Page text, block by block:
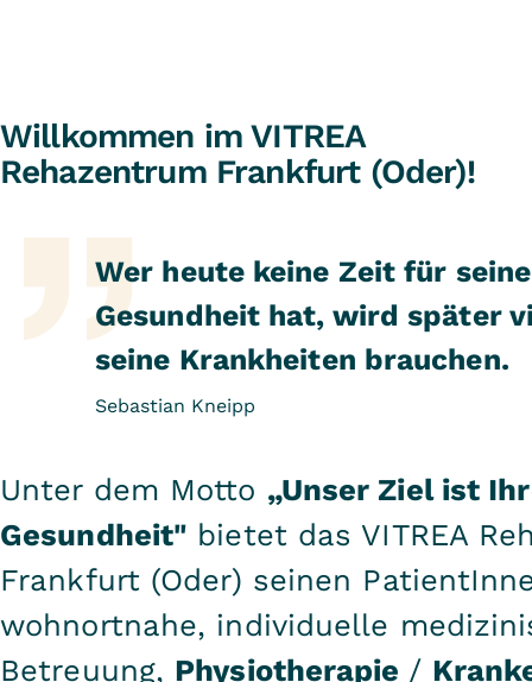
Willkommen im VITREA
Rehazentrum Frankfurt (Oder)!
Wer heute keine Zeit für seine
Gesundheit hat, wird später
seine Krankheiten brauchen.
Sebastian Kneipp
Unter dem Motto „Unser Ziel ist
Gesundheit" bietet das VITREA
Frankfurt (Oder) seinen
wohnortnahe, individuelle
Betreuung, Physiotherapie /